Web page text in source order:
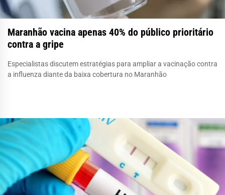
Maranhão vacina apenas 40% do público prioritário
contra a gripe
Especialistas discutem estratégias para ampliar a vacinação contra
a influenza diante da baixa cobertura no Maranhão